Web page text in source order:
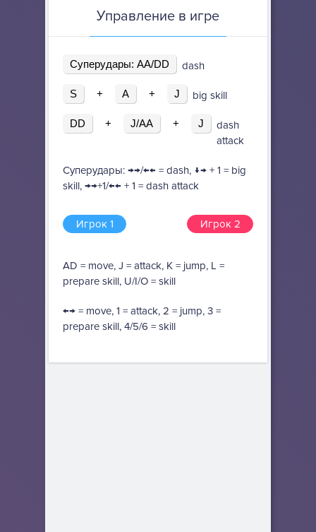
Управление в игре
Суперудары: AA/DD dash
S + A + J big skill
DD + J/AA + J
dash
attack
Суперудары: →→/←← = dash, ↓→ + 1 = big
skill, →→+1/←← + 1 = dash attack
Игрок 1 Игрок 2
AD = move, J = attack, K = jump, L =
prepare skill, U/I/O = skill
←→ = move, 1 = attack, 2 = jump, 3 =
prepare skill, 4/5/6 = skill